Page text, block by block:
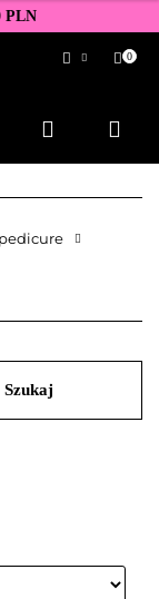
PLN
się
zgłoszenie
cookies
0
Szukaj